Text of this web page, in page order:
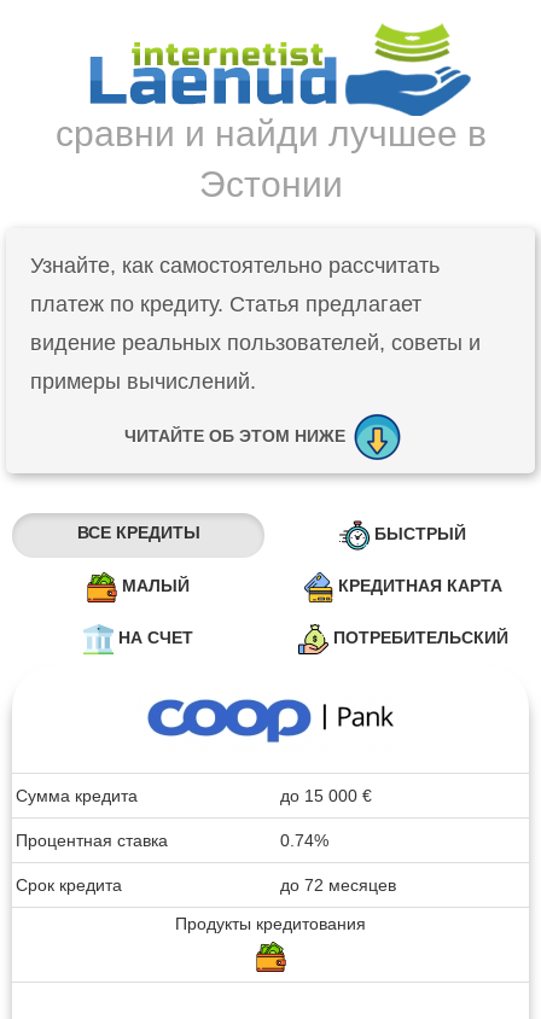
сравни и найди лучшее в
Эстонии
Узнайте, как самостоятельно рассчитать
платеж по кредиту. Статья предлагает
видение реальных пользователей, советы и
примеры вычислений.
ЧИТАЙТЕ ОБ ЭТОМ НИЖЕ
ВСЕ КРЕДИТЫ БЫСТРЫЙ
МАЛЫЙ КРЕДИТНАЯ КАРТА
НА СЧЕТ ПОТРЕБИТЕЛЬСКИЙ
Сумма кредита до 15 000 €
Процентная ставка 0.74%
Срок кредита
до 72 месяцев
Продукты кредитования